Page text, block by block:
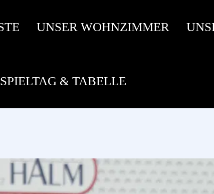
UNSER WOHNZIMMER
SPIELTAG & TABELLE